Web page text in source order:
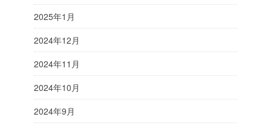
2025年1月
2024年12月
2024年11月
2024年10月
2024年9月